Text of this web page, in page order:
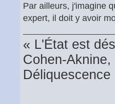
Par ailleurs, j'imagine
expert, il doit y avoir
« L'État est
Cohen-